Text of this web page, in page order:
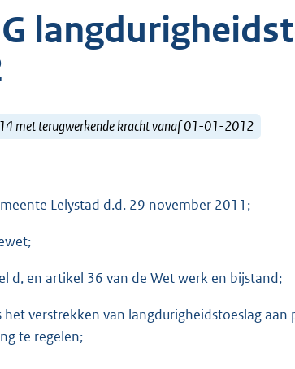
met terugwerkende kracht vanaf 01-01-2012
Lelystad d.d. 29 november 2011;
d, en artikel 36 van de Wet werk en bijstand;
verstrekken van langdurigheidstoeslag
te regelen;